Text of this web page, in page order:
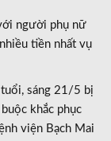
người phụ nữ
tiền nhất vụ
sáng 21/5 bị
khắc phục
viện Bạch Mai